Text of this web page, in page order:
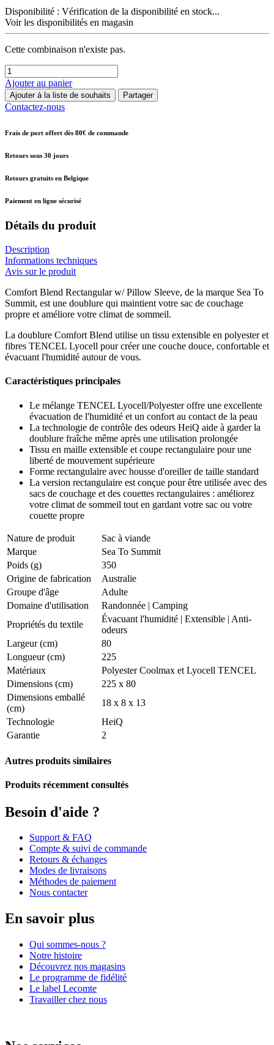
Disponibilité : Vérification de la disponibilité en stock...
Voir les disponibilités en magasin
Cette combinaison n'existe pas.
Ajouter au panier
Ajouter à la liste de souhaits Partager
Contactez-nous
Frais de port offert dès 80€ de commande
Retours sous 30 jours
Retours gratuits en Belgique
Paiement en ligne sécurisé
Détails du produit
Description
Informations techniques
Avis sur le produit
Comfort Blend Rectangular w/ Pillow Sleeve, de la marque Sea To
Summit, est une doublure qui maintient votre sac de couchage
propre et améliore votre climat de sommeil.
La doublure Comfort Blend utilise un tissu extensible en polyester et
fibres TENCEL Lyocell pour créer une couche douce, confortable et
évacuant l'humidité autour de vous.
Caractéristiques principales
Le mélange TENCEL Lyocell/Polyester offre une excellente
évacuation de l'humidité et un confort au contact de la peau
La technologie de contrôle des odeurs HeiQ aide à garder la
doublure fraîche même après une utilisation prolongée
Tissu en maille extensible et coupe rectangulaire pour une
liberté de mouvement supérieure
Forme rectangulaire avec housse d'oreiller de taille standard
La version rectangulaire est conçue pour être utilisée avec des
sacs de couchage et des couettes rectangulaires : améliorez
votre climat de sommeil tout en gardant votre sac ou votre
couette propre
Nature de produit
Sac à viande
Marque
Sea To Summit
Poids (g)
350
Origine de fabrication
Australie
Groupe d'âge
Adulte
Domaine d'utilisation
Randonnée | Camping
Propriétés du textile
Évacuant l'humidité | Extensible | Anti-
odeurs
Largeur (cm)
80
Longueur (cm)
225
Matériaux
Polyester Coolmax et Lyocell TENCEL
Dimensions (cm)
225 x 80
Dimensions emballé
(cm)
18 x 8 x 13
Technologie
HeiQ
Garantie
2
Autres produits similaires
Produits récemment consultés
Besoin d'aide ?
Support & FAQ
Compte & suivi de commande
Retours & échanges
Modes de livraisons
Méthodes de paiement
Nous contacter
En savoir plus
Qui sommes-nous ?
Notre histoire
Découvrez nos magasins
Le programme de fidélité
Le label Lecomte
Travailler chez nous